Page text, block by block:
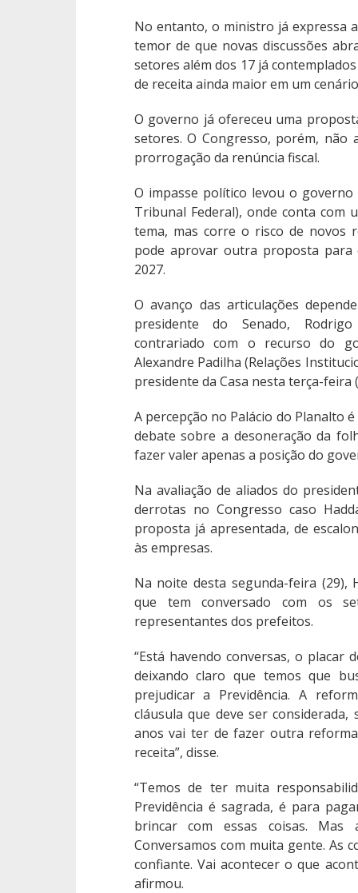
No entanto, o ministro já expressa
temor de que novas discussões
setores além dos 17 já
de receita ainda maior em um
O governo já ofereceu uma
setores. O Congresso, porém, não
prorrogação da renúncia fiscal.
O impasse político levou o
Tribunal Federal), onde conta com
tema, mas corre o risco de novos
pode aprovar outra proposta para
2027.
O avanço das articulações
presidente do Senado,
contrariado com o recurso do
Alexandre Padilha (Relações
presidente da Casa nesta terça-feira
A percepção no Palácio do Planalto
debate sobre a desoneração da
fazer valer apenas a posição do
Na avaliação de aliados do
derrotas no Congresso caso
proposta já apresentada, de
às empresas.
Na noite desta segunda-feira (29),
que tem conversado com os
representantes dos prefeitos.
“Está havendo conversas, o placar
deixando claro que temos que
prejudicar a Previdência. A
cláusula que deve ser
anos vai ter de fazer outra
receita”, disse.
“Temos de ter muita
Previdência é sagrada, é para
brincar com essas coisas.
Conversamos com muita gente. As
confiante. Vai acontecer o que
afirmou.